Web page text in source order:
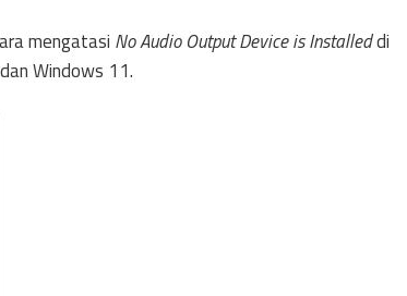
mengatasi No Audio Output Device is Installeddi
Windows 11.